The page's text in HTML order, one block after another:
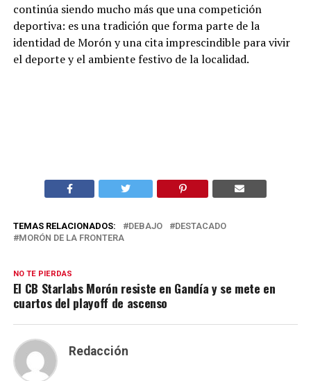
continúa siendo mucho más que una competición
deportiva: es una tradición que forma parte de la
identidad de Morón y una cita imprescindible para vivir
el deporte y el ambiente festivo de la localidad.
TEMAS RELACIONADOS: DEBAJO
DESTACADO
MORÓN DE LA FRONTERA
NO TE PIERDAS
El CB Starlabs Morón resiste en Gandía y se mete en
cuartos del playoff de ascenso
Redacción